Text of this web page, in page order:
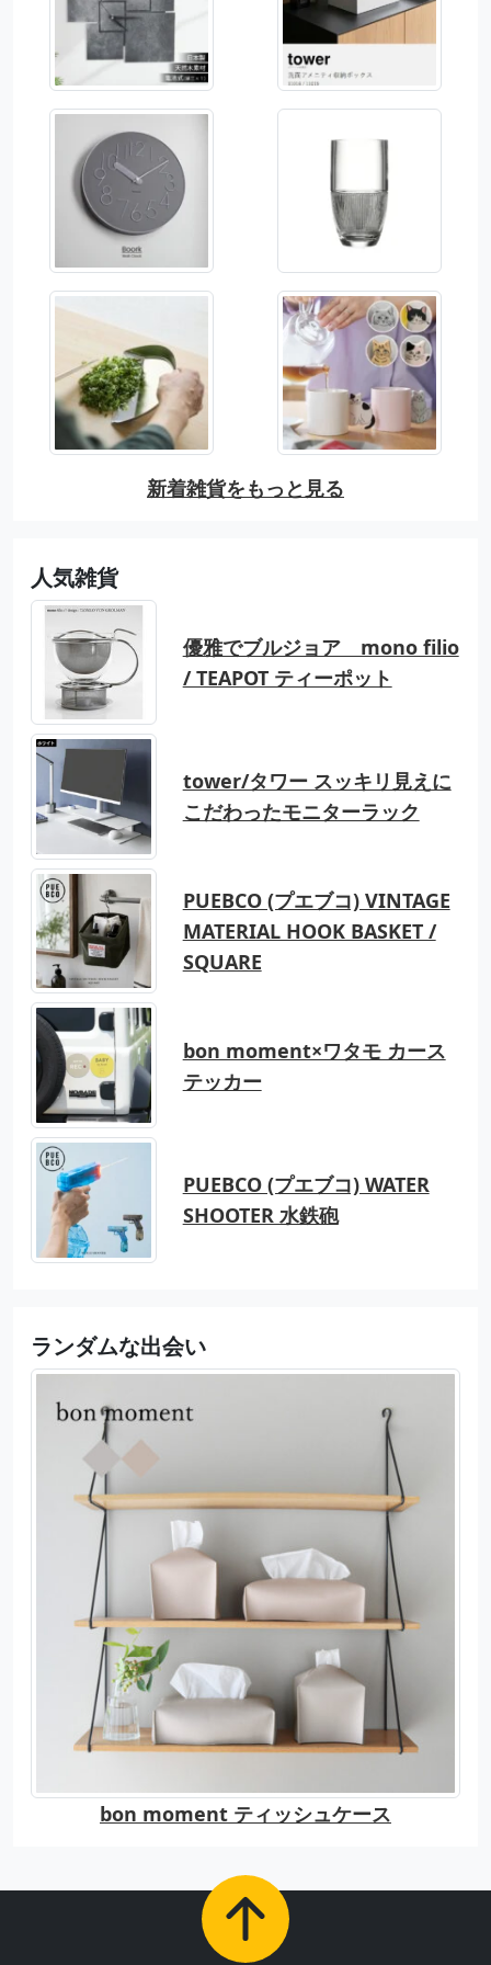
新着雑貨をもっと見る
人気雑貨
優雅でブルジョア mono filio
/ TEAPOT ティーポット
tower/タワー スッキリ見えに
こだわったモニターラック
PUEBCO (プエブコ) VINTAGE
MATERIAL HOOK BASKET /
SQUARE
bon moment×ワタモ カース
テッカー
PUEBCO (プエブコ) WATER
SHOOTER 水鉄砲
ランダムな出会い
bon moment ティッシュケース